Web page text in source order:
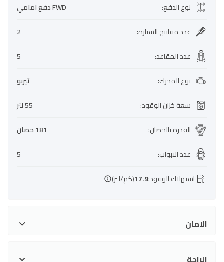
نوع الدفع:
FWD دفع امامي
عدد مفاتيح السيارة:
2
عدد المقاعد:
5
نوع المحرك:
تيربو
سعة خزان الوقود:
55 لتر
القدرة بالحصان:
181 حصان
عدد الابواب:
5
استهلاك الوقود:17.9(كم/لتر)
الامان